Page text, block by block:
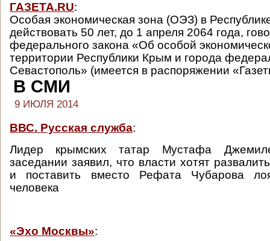
ГАЗЕТА.RU:
Особая экономическая зона (ОЭЗ) в
действовать 50 лет, до 1 апреля 2064 года,
федерального закона «Об особой
территории Республики Крым и города
Севастополь» (имеется в распоряжении
В СМИ
9 ИЮЛЯ 2014
ВВС. Русская служба:
Лидер крымских татар Мустафа
заседании заявил, что власти хотят
и поставить вместо Рефата Чубарова
человека
«Эхо Москвы»: